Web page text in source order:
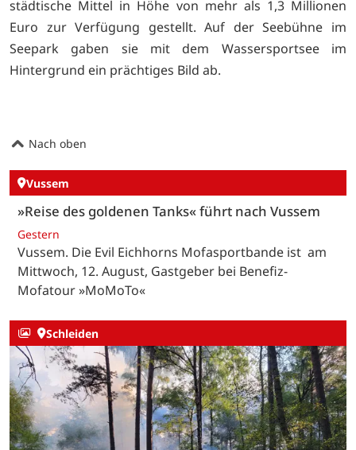
städtische Mittel in Höhe von mehr als 1,3 Millionen
Euro zur Verfügung gestellt. Auf der Seebühne im
Seepark gaben sie mit dem Wassersportsee im
Hintergrund ein prächtiges Bild ab.
Nach oben
Vussem
»Reise des goldenen Tanks« führt nach Vussem
Gestern
Vussem. Die Evil Eichhorns Mofasportbande ist am
Mittwoch, 12. August, Gastgeber bei Benefiz-
Mofatour »MoMoTo«
Schleiden